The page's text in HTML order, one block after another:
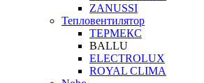
ZANUSSI
Тепловентилятор
ТЕРМЕКС
BALLU
ELECTROLUX
ROYAL CLIMA